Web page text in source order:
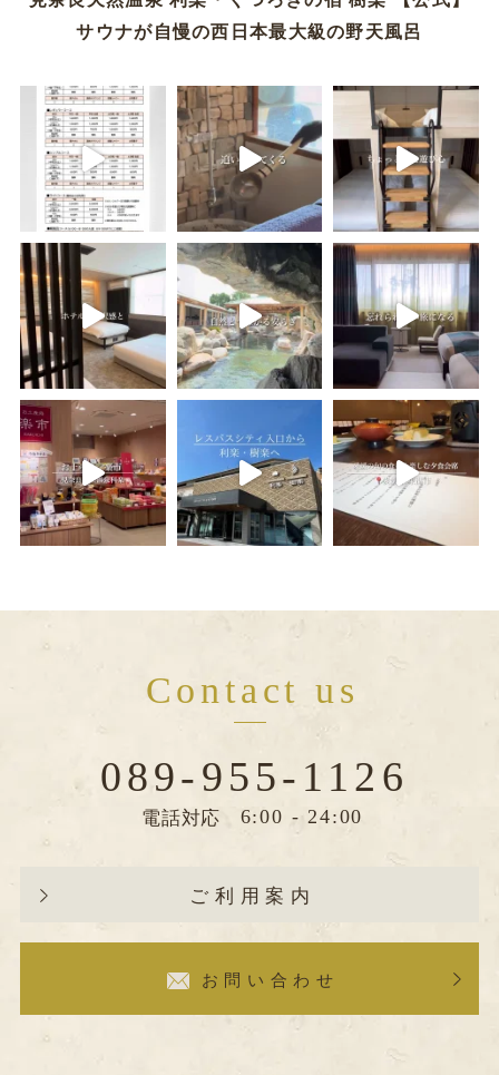
サウナが自慢の西日本最大級の野天風呂
Contact us
089-955-1126
電話対応 6:00 - 24:00
ご利用案内
お問い合わせ